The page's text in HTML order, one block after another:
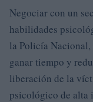
Negociar con un
habilidades
la Policía Nacional,
ganar tiempo y
liberación de la
psicológico de alta